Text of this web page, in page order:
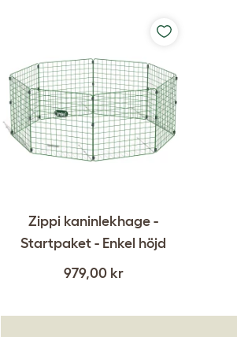
Zippi kaninlekhage -
Startpaket - Enkel höjd
979,00 kr